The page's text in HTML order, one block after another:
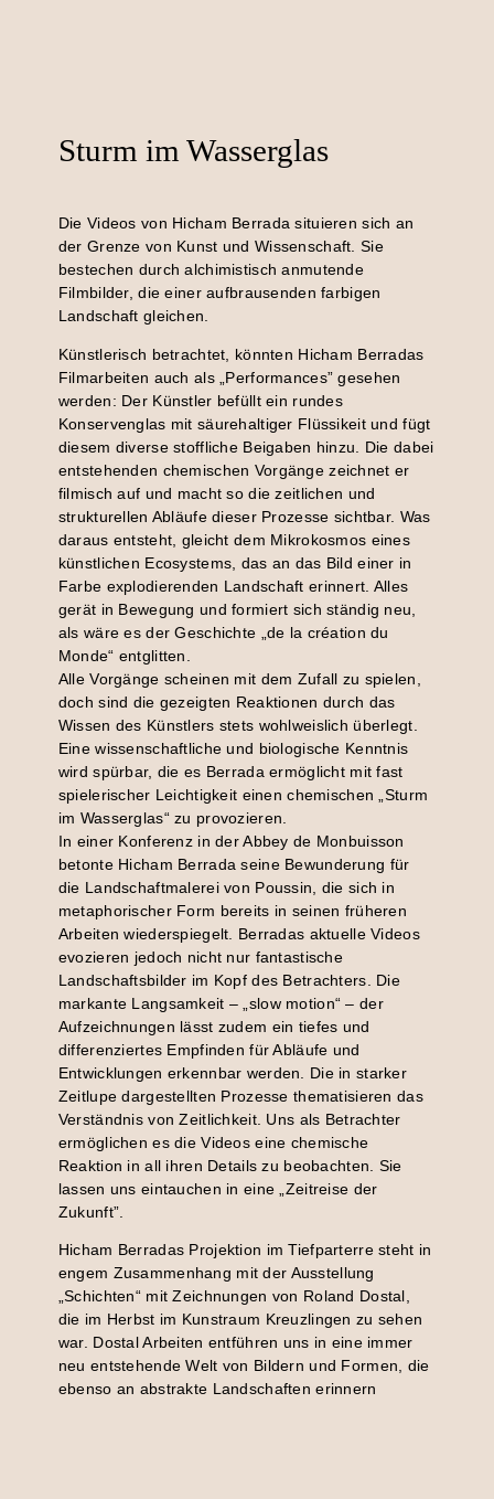
Sturm im Wasserglas
Die Videos von Hicham Berrada situieren sich an
der Grenze von Kunst und Wissenschaft. Sie
bestechen durch alchimistisch anmutende
Filmbilder, die einer aufbrausenden farbigen
Landschaft gleichen.
Künstlerisch betrachtet, könnten Hicham Berradas
Filmarbeiten auch als „Performances” gesehen
werden: Der Künstler befüllt ein rundes
Konservenglas mit säurehaltiger Flüssikeit und fügt
diesem diverse stoffliche Beigaben hinzu. Die dabei
entstehenden chemischen Vorgänge zeichnet er
filmisch auf und macht so die zeitlichen und
strukturellen Abläufe dieser Prozesse sichtbar. Was
daraus entsteht, gleicht dem Mikrokosmos eines
künstlichen Ecosystems, das an das Bild einer in
Farbe explodierenden Landschaft erinnert. Alles
gerät in Bewegung und formiert sich ständig neu,
als wäre es der Geschichte „de la création du
Monde“ entglitten.
Alle Vorgänge scheinen mit dem Zufall zu spielen,
doch sind die gezeigten Reaktionen durch das
Wissen des Künstlers stets wohlweislich überlegt.
Eine wissenschaftliche und biologische Kenntnis
wird spürbar, die es Berrada ermöglicht mit fast
spielerischer Leichtigkeit einen chemischen „Sturm
im Wasserglas“ zu provozieren.
In einer Konferenz in der Abbey de Monbuisson
betonte Hicham Berrada seine Bewunderung für
die Landschaftmalerei von Poussin, die sich in
metaphorischer Form bereits in seinen früheren
Arbeiten wiederspiegelt. Berradas aktuelle Videos
evozieren jedoch nicht nur fantastische
Landschaftsbilder im Kopf des Betrachters. Die
markante Langsamkeit – „slow motion“ – der
Aufzeichnungen lässt zudem ein tiefes und
differenziertes Empfinden für Abläufe und
Entwicklungen erkennbar werden. Die in starker
Zeitlupe dargestellten Prozesse thematisieren das
Verständnis von Zeitlichkeit. Uns als Betrachter
ermöglichen es die Videos eine chemische
Reaktion in all ihren Details zu beobachten. Sie
lassen uns eintauchen in eine „Zeitreise der
Zukunft”.
Hicham Berradas Projektion im Tiefparterre steht in
engem Zusammenhang mit der Ausstellung
„Schichten“ mit Zeichnungen von Roland Dostal,
die im Herbst im Kunstraum Kreuzlingen zu sehen
war. Dostal Arbeiten entführen uns in eine immer
neu entstehende Welt von Bildern und Formen, die
ebenso an abstrakte Landschaften erinnern